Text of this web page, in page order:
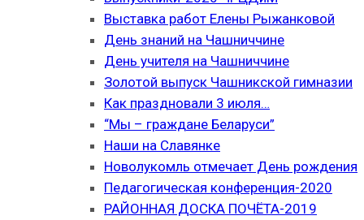
Выставка работ Елены Рыжанковой
День знаний на Чашниччине
День учителя на Чашниччине
Золотой выпуск Чашникской гимназии
Как праздновали 3 июля…
“Мы – граждане Беларуси”
Наши на Славянке
Новолукомль отмечает День рождения
Педагогическая конференция-2020
РАЙОННАЯ ДОСКА ПОЧЁТА-2019